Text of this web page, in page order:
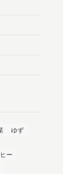
ゆず
ー